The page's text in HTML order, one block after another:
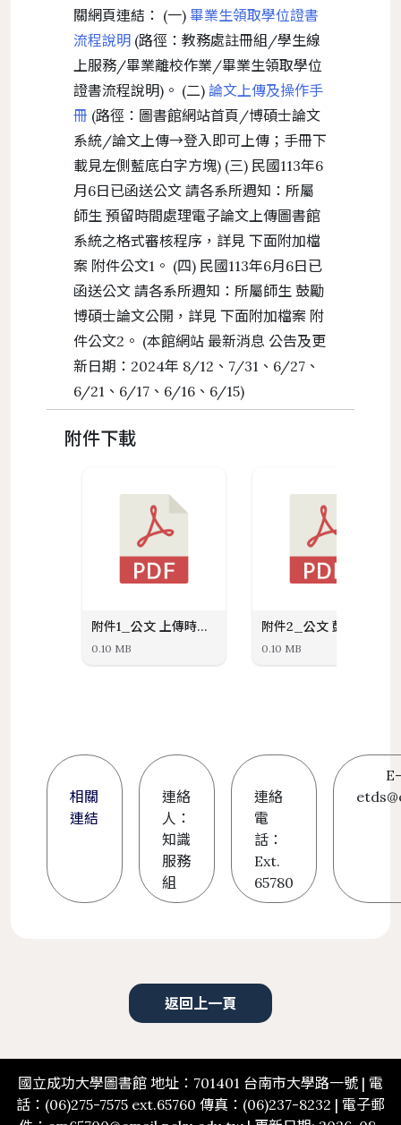
關網頁連結： (一) 畢業生領取學位證書
流程說明 (路徑：教務處註冊組/學生線
上服務/畢業離校作業/畢業生領取學位
證書流程說明)。 (二) 論文上傳及操作手
冊 (路徑：圖書館網站首頁/博碩士論文
系統/論文上傳→登入即可上傳；手冊下
載見左側藍底白字方塊) (三) 民國113年6
月6日已函送公文 請各系所週知：所屬
師生 預留時間處理電子論文上傳圖書館
系統之格式審核程序，詳見 下面附加檔
案 附件公文1。 (四) 民國113年6月6日已
函送公文 請各系所週知：所屬師生 鼓勵
博碩士論文公開，詳見 下面附加檔案 附
件公文2。 (本館網站 最新消息 公告及更
新日期：2024年 8/12、7/31、6/27、
6/21、6/17、6/16、6/15)
附件下載
附件1_公文 上傳時程.pdf
0.10 MB 0.10 MB
相關
連結
連絡
人：
知識
服務
組
連絡
電
話：
Ext.
65780
返回上一頁
國立成功大學圖書館 地址：701401 台南市大學路一號 | 電
話：(06)275-7575 ext.65760 傳真：(06)237-8232 | 電子郵